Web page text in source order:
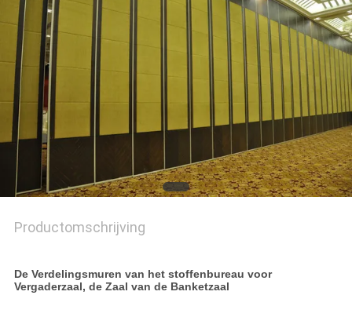
Productomschrijving
De Verdelingsmuren van het stoffenbureau voor
Vergaderzaal, de Zaal van de Banketzaal